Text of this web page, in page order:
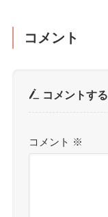
コメント
コメントする
コメント ※